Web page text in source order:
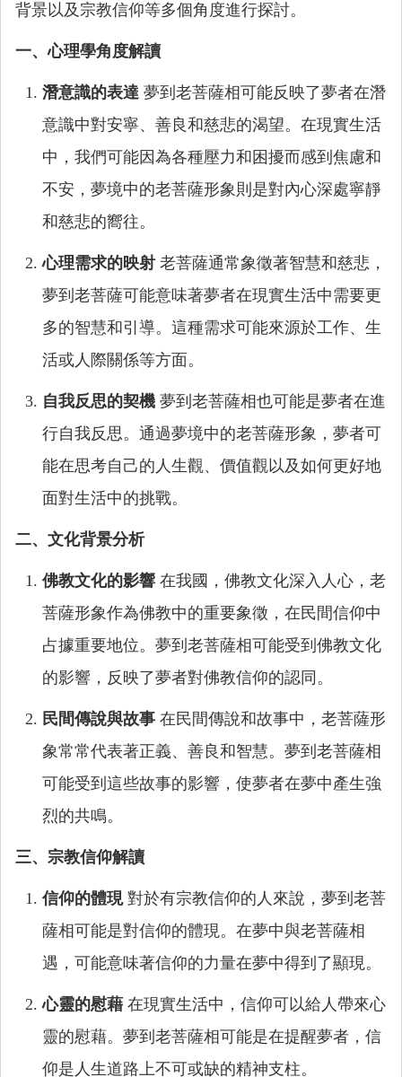
背景以及宗教信仰等多個角度進行探討。
一、心理學角度解讀
潛意識的表達 夢到老菩薩相可能反映了夢者在潛
意識中對安寧、善良和慈悲的渴望。在現實生活
中，我們可能因為各種壓力和困擾而感到焦慮和
不安，夢境中的老菩薩形象則是對內心深處寧靜
和慈悲的嚮往。
心理需求的映射 老菩薩通常象徵著智慧和慈悲，
夢到老菩薩可能意味著夢者在現實生活中需要更
多的智慧和引導。這種需求可能來源於工作、生
活或人際關係等方面。
自我反思的契機 夢到老菩薩相也可能是夢者在進
行自我反思。通過夢境中的老菩薩形象，夢者可
能在思考自己的人生觀、價值觀以及如何更好地
面對生活中的挑戰。
二、文化背景分析
佛教文化的影響 在我國，佛教文化深入人心，老
菩薩形象作為佛教中的重要象徵，在民間信仰中
占據重要地位。夢到老菩薩相可能受到佛教文化
的影響，反映了夢者對佛教信仰的認同。
民間傳說與故事 在民間傳說和故事中，老菩薩形
象常常代表著正義、善良和智慧。夢到老菩薩相
可能受到這些故事的影響，使夢者在夢中產生強
烈的共鳴。
三、宗教信仰解讀
信仰的體現對於有宗教信仰的人來說，夢到老菩
薩相可能是對信仰的體現。在夢中與老菩薩相
遇，可能意味著信仰的力量在夢中得到了顯現。
心靈的慰藉 在現實生活中，信仰可以給人帶來心
靈的慰藉。夢到老菩薩相可能是在提醒夢者，信
仰是人生道路上不可或缺的精神支柱。